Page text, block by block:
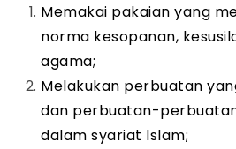
Memakai pakaian yang
norma kesopanan,
agama;
Melakukan perbuatan
dan perbuatan-
dalam syariat Islam;